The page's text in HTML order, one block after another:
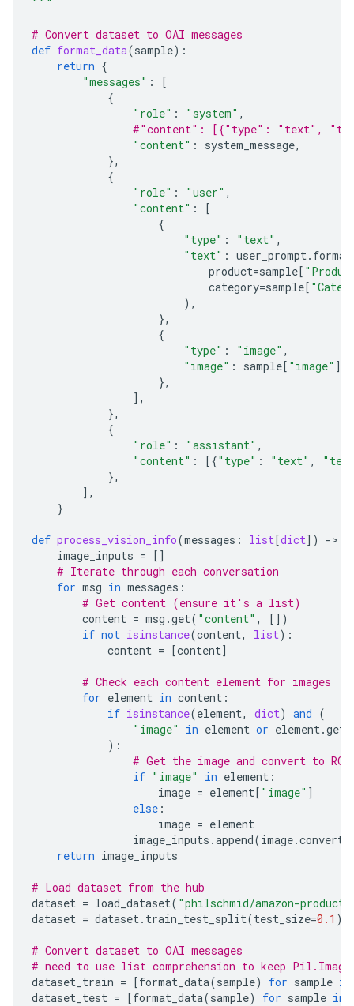
# Convert dataset to OAI messages
def format_data(sample):
return {
"messages" :
[
{
"role" : "system" ,
#"content": [{"type": "text",
"content" : system_message,
},
{
"role" : "user" ,
"content" :
[
{
"type" : "text" ,
"text" : user_prompt. format
product=sample[
category=sample[
),
},
{
"type" : "image" ,
"image" : sample[ "image" ],
},
],
},
{
"role" : "assistant" ,
"content" : [{"type" : "text" ,
},
],
}
def process_vision_info(messages : list[dict]) ->
image_inputs = []
# Iterate through each conversation
for msg in messages :
# Get content (ensure it's a list)
content = msg .get( "content" ,
[])
if not isinstance(content, list):
content = [content]
# Check each content element for images
for element in content :
if isinstance(element, dict) and (
"image"
in element or element.get
):
# Get the image and convert to RGB
if "image" in element :
image = element[ "image" ]
else :
image = element
image_inputs .append(image.convert
return image_inputs
# Load dataset from the hub
dataset = load_dataset( "philschmid/amazon-
dataset = dataset. train_test_split(test_size=0.1 )
# Convert dataset to OAI messages
# need to use list comprehension to keep
dataset_train = [format_data(sample) for sample in
dataset_test = [format_data(sample) for sample in